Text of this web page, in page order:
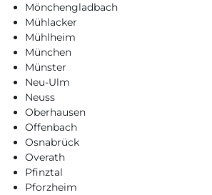
Mönchengladbach
Mühlacker
Mühlheim
München
Münster
Neu-Ulm
Neuss
Oberhausen
Offenbach
Osnabrück
Overath
Pfinztal
Pforzheim